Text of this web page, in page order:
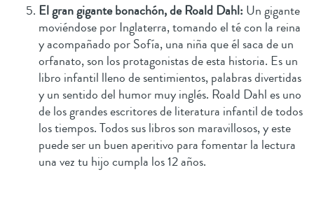
El gran gigante bonachón, de Roald Dahl: Un gigante
moviéndose por Inglaterra, tomando el té con la reina
y acompañado por Sofía, una niña que él saca de un
orfanato, son los protagonistas de esta historia. Es un
libro infantil lleno de sentimientos, palabras divertidas
y un sentido del humor muy inglés. Roald Dahl es uno
de los grandes escritores de literatura infantil de todos
los tiempos. Todos sus libros son maravillosos, y este
puede ser un buen aperitivo para fomentar la lectura
una vez tu hijo cumpla los 12 años.